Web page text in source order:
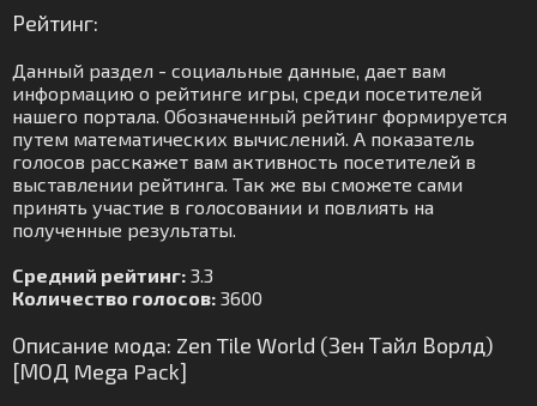
Рейтинг:
Данный раздел - социальные данные, дает вам
информацию о рейтинге игры, среди посетителей
нашего портала. Обозначенный рейтинг формируется
путем математических вычислений. А показатель
голосов расскажет вам активность посетителей в
выставлении рейтинга. Так же вы сможете сами
принять участие в голосовании и повлиять на
полученные результаты.
Средний рейтинг: 3.3
Количество голосов: 3600
Описание мода: Zen Tile World (Зен Тайл Ворлд)
[МОД Mega Pack]